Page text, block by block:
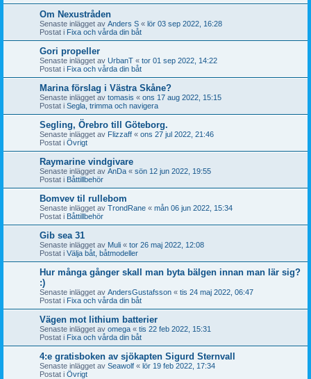
Om Nexustråden
Senaste inlägget av Anders S « lör 03 sep 2022, 16:28
Postat i Fixa och vårda din båt
Gori propeller
Senaste inlägget av UrbanT « tor 01 sep 2022, 14:22
Postat i Fixa och vårda din båt
Marina förslag i Västra Skåne?
Senaste inlägget av tomasis « ons 17 aug 2022, 15:15
Postat i Segla, trimma och navigera
Segling, Örebro till Göteborg.
Senaste inlägget av Flizzaff « ons 27 jul 2022, 21:46
Postat i Övrigt
Raymarine vindgivare
Senaste inlägget av AnDa « sön 12 jun 2022, 19:55
Postat i Båttillbehör
Bomvev til rullebom
Senaste inlägget av TrondRane « mån 06 jun 2022, 15:34
Postat i Båttillbehör
Gib sea 31
Senaste inlägget av Muli « tor 26 maj 2022, 12:08
Postat i Välja båt, båtmodeller
Hur många gånger skall man byta bälgen innan man lär sig?
:)
Senaste inlägget av AndersGustafsson « tis 24 maj 2022, 06:47
Postat i Fixa och vårda din båt
Vägen mot lithium batterier
Senaste inlägget av omega « tis 22 feb 2022, 15:31
Postat i Fixa och vårda din båt
4:e gratisboken av sjökapten Sigurd Sternvall
Senaste inlägget av Seawolf « lör 19 feb 2022, 17:34
Postat i Övrigt